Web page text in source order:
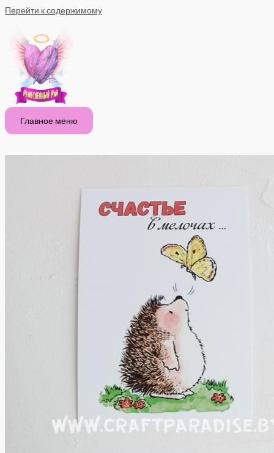
Перейти к содержимому
Главное меню